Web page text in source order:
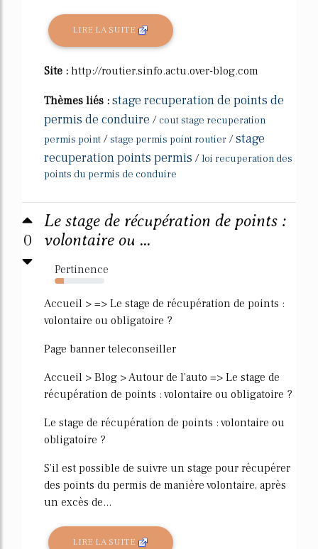
LIRE LA SUITE
Site : http://routier.sinfo.actu.over-blog.com
Thèmes liés : stage recuperation de points de
permis de conduire / cout stage recuperation
permis point /stage permis point routier /stage
recuperation points permis / loi recuperation des
points du permis de conduire
0
Le stage de récupération de points :
volontaire ou ...
Pertinence
19%
Accueil > => Le stage de récupération de points :
volontaire ou obligatoire ?
Page banner teleconseiller
Accueil > Blog > Autour de l'auto => Le stage de
récupération de points : volontaire ou obligatoire ?
Le stage de récupération de points : volontaire ou
obligatoire ?
S'il est possible de suivre un stage pour récupérer
des points du permis de manière volontaire, après
un excès de...
LIRE LA SUITE